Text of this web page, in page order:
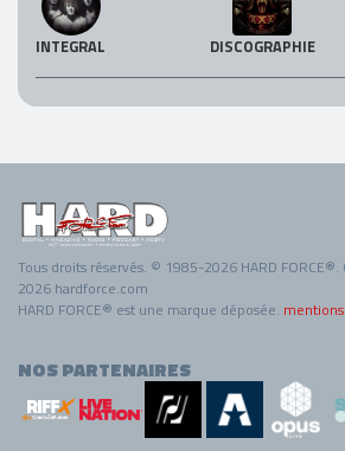
INTEGRAL DISCOGRAPHIE
Tous droits réservés. © 1985-2026 HARD
2026 hardforce.com
HARD FORCE® est une marque déposée.
NOS PARTENAIRES